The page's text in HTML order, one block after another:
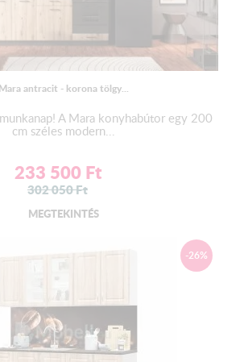
a bútorlábakat és a takaró léceket külön
hogy azok ne sérüljenek, így azokat
kell majd felszerelni.
léc felszerelése szakértelmet igényel, ezért
kérjem szakember segítéségét ennek a
útmutatót nem tudunk küldeni. )
elemenként, vagy egy hosszúságban
konyhabútort rendelt, (kiegészítő
egy saját konyhasort) a lábtakaró léc
megjegyzés rovatban. Ellenkező esetben
a lábtakaró lécet.
2,8 m lehet. Ettől hosszabb méret
Mara antracit - korona tölgy...
A Mara konyhabútor egy 200
cm széles modern...
233 500 Ft
302 050Ft
MEGTEKINTÉS
-26%